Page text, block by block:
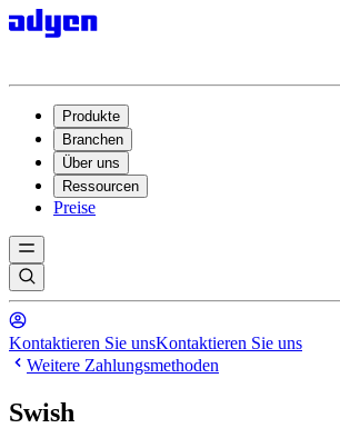
Produkte
Branchen
Über uns
Ressourcen
Preise
Kontaktieren Sie unsKontaktieren Sie uns
Weitere Zahlungsmethoden
Swish